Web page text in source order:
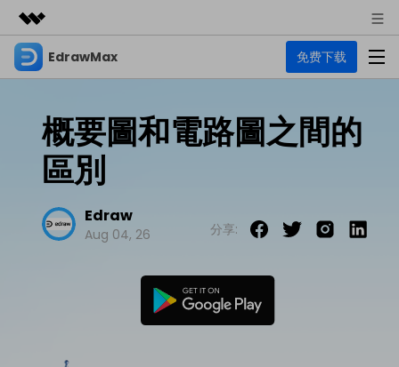
精選產品
實用工具
解決方案
關於我們
EdrawMax 免费下载
EdrawMax
心智圖與腦力激盪工具
圖表
商業用途
流程圖
資源範本
EdrawMax 社區
各種商務圖表範例 >
EdrawMax 教程 > EdrawMind 教程 >
概要圖和電路圖之間的
區別
Edraw
Aug 04, 26 分享: